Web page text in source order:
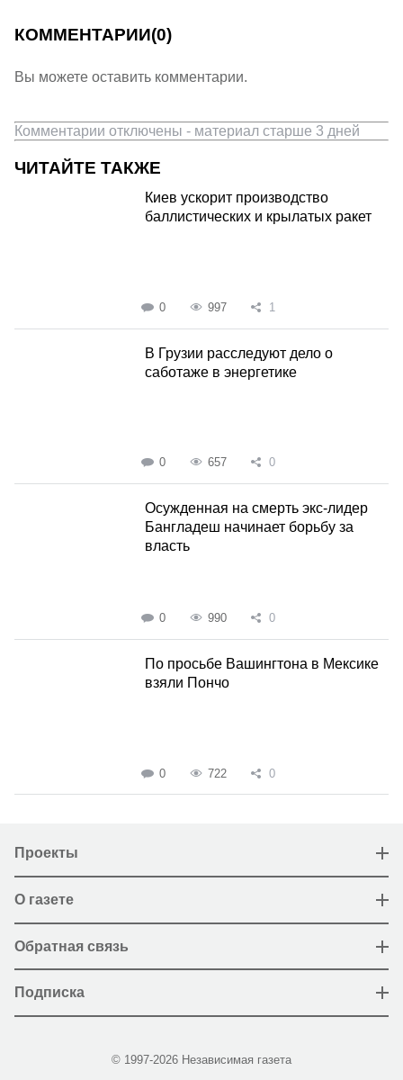
КОММЕНТАРИИ(0)
Вы можете оставить комментарии.
Комментарии отключены - материал старше 3 дней
ЧИТАЙТЕ ТАКЖЕ
Киев ускорит производство
баллистических и крылатых ракет
0 997 1
В Грузии расследуют дело о
саботаже в энергетике
0 657 0
Осужденная на смерть экс-лидер
Бангладеш начинает борьбу за
власть
0 990 0
По просьбе Вашингтона в Мексике
взяли Пончо
0 722 0
Проекты
О газете
Обратная связь
Подписка
© 1997-2026 Независимая газета